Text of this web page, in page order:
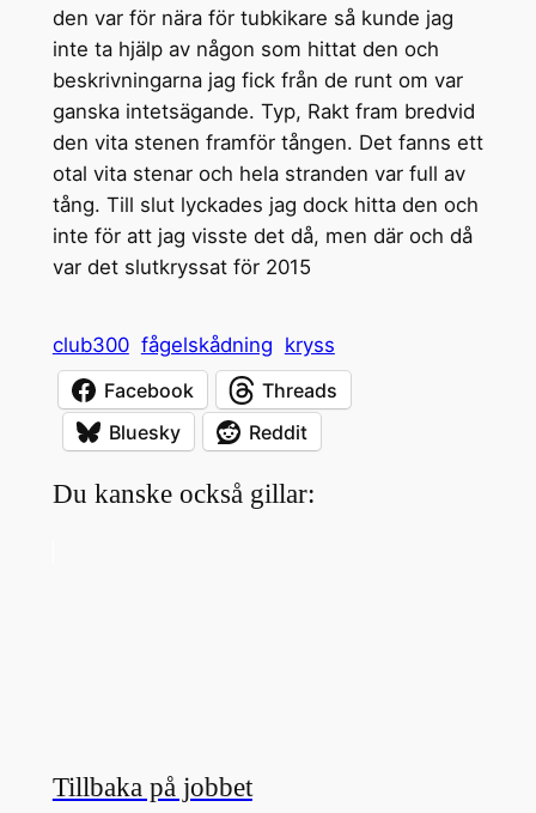
den var för nära för tubkikare så kunde jag
inte ta hjälp av någon som hittat den och
beskrivningarna jag fick från de runt om var
ganska intetsägande. Typ, Rakt fram bredvid
den vita stenen framför tången. Det fanns ett
otal vita stenar och hela stranden var full av
tång. Till slut lyckades jag dock hitta den och
inte för att jag visste det då, men där och då
var det slutkryssat för 2015
club300 fågelskådning kryss
Facebook
Threads
Bluesky
Reddit
Du kanske också gillar:
Tillbaka på jobbet